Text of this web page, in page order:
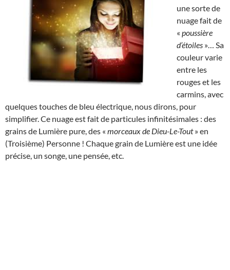
une sorte de
nuage fait de
« poussière
d’étoiles »… Sa
couleur varie
entre les
rouges et les
carmins, avec
quelques touches de bleu électrique, nous dirons, pour
simplifier. Ce nuage est fait de particules infinitésimales : des
grains de Lumière pure, des « morceaux de Dieu-Le-Tout» en
(Troisième) Personne ! Chaque grain de Lumière est une idée
précise, un songe, une pensée, etc.